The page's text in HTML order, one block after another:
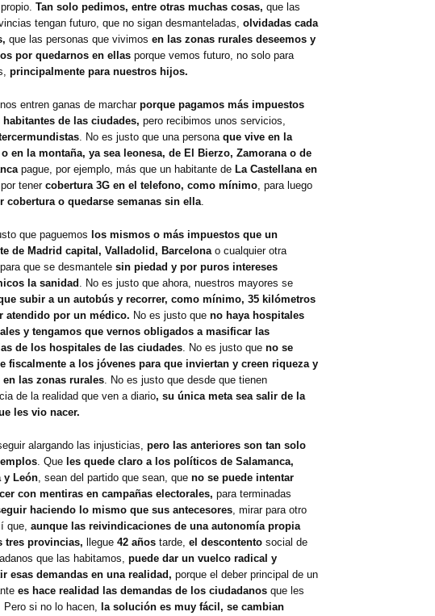
Tan solo pedimos, entre otras muchas cosas, que las
tengan futuro, que no sigan desmanteladas, olvidadas cada
que las personas que vivimos en las zonas rurales deseemos y
por quedarnos en ellas porque vemos futuro, no solo para
principalmente para nuestros hijos.
entren ganas de marchar porque pagamos más impuestos
de las ciudades, pero recibimos unos servicios,
. No es justo que una persona que vive en la
en la montaña, ya sea leonesa, de El Bierzo, Zamorana o de
pague, por ejemplo, más que un habitante de La Castellana en
por tenercobertura 3G en el telefono, como mínimo, para luego
cobertura o quedarse semanas sin ella.
que paguemos los mismos o más impuestos que un
de Madrid capital, Valladolid, Barcelonao cualquier otra
que se desmantele sin piedad y por puros intereses
la sanidad . No es justo que ahora, nuestros mayores se
subir a un autobús y recorrer, como mínimo, 35 kilómetros
atendido por un médico. No es justo que no haya hospitales
y tengamos que vernos obligados a masificar las
de los hospitales de las ciudades. No es justo que no se
fiscalmente a los jóvenes para que inviertan y creen riqueza y
en las zonas rurales. No es justo que desde que tienen
de la realidad que ven a diario, su única meta sea salir de la
les vio nacer.
alargando las injusticias, pero las anteriores son tan solo
. Que les quede claro a los políticos de Salamanca,
y León, sean del partido que sean, que no se puede intentar
con mentiras en campañas electorales, para terminadas
haciendo lo mismo que sus antecesores, mirar para otro
que, aunque las reivindicaciones de una autonomía propia
tres provincias, llegue 42 años tarde, el descontento social de
que las habitamos, puede dar un vuelco radical y
esas demandas en una realidad, porque el deber principal de un
es hace realidad las demandas de los ciudadanos que les
Pero si no lo hacen, la solución es muy fácil, se cambian